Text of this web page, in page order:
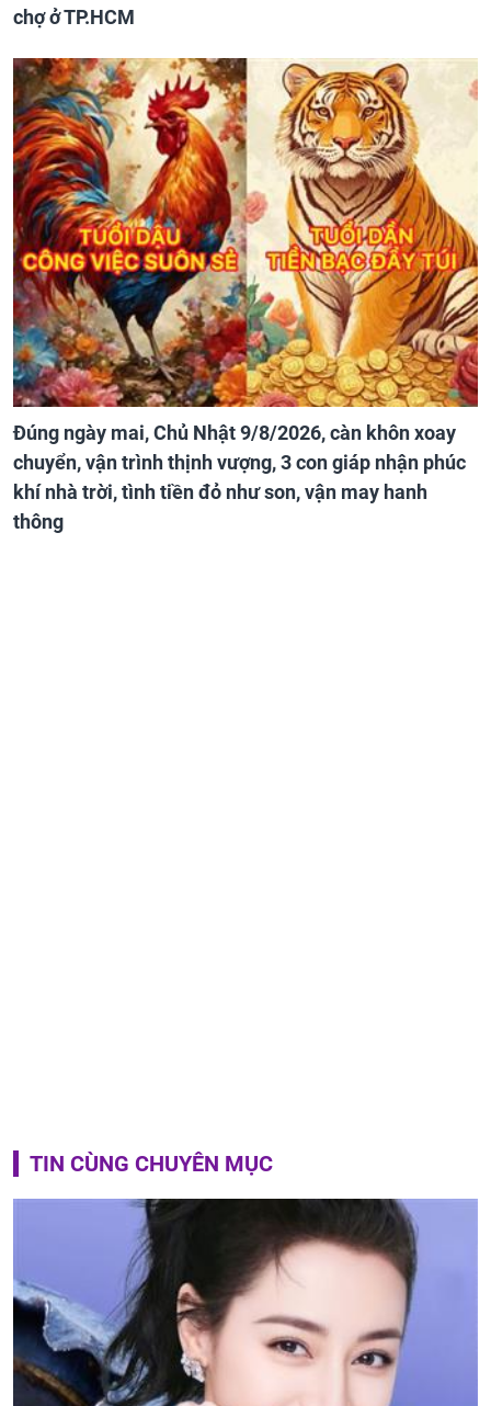
chợ ở TP.HCM
Đúng ngày mai, Chủ Nhật 9/8/2026, càn khôn xoay
chuyển, vận trình thịnh vượng, 3 con giáp nhận phúc
khí nhà trời, tình tiền đỏ như son, vận may hanh
thông
TIN CÙNG CHUYÊN MỤC